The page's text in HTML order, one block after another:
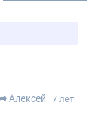
Алексей
7 лет